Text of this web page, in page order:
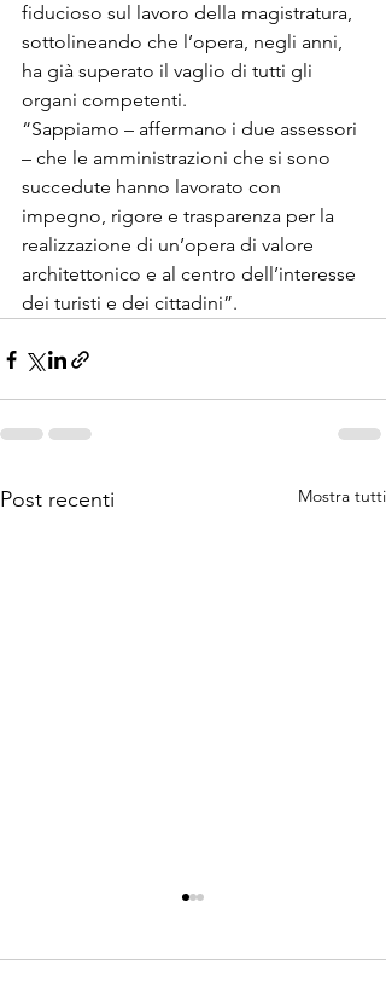
fiducioso sul lavoro della magistratura,
sottolineando che l’opera, negli anni,
ha già superato il vaglio di tutti gli
organi competenti.
“Sappiamo – affermano i due assessori
– che le amministrazioni che si sono
succedute hanno lavorato con
impegno, rigore e trasparenza per la
realizzazione di un’opera di valore
architettonico e al centro dell’interesse
dei turisti e dei cittadini”.
Post recenti Mostra tutti